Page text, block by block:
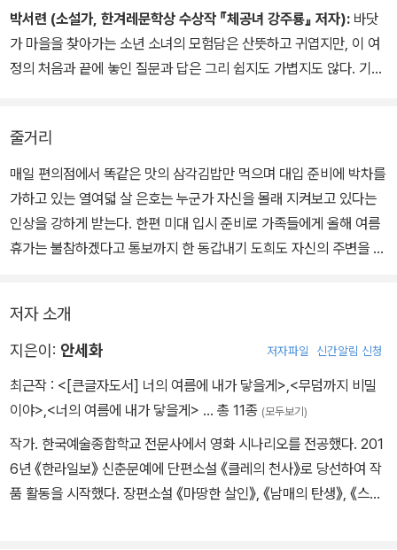
이유는 과거가 아닌 현재와 미래를 바꾸기 위해서이다. 이 소설은 미
래를 바꿀 수 있는 비밀을 알려 주어 미래에 무사히 닿을 수 있도록 돕
는다. 도희와 은호의 여정을 함께하는 동안 오른손의 나를 떠올릴 수
박서련 (소설가, 한겨레문학상 수상작 『체공녀 강주룡』 저자): 바닷
가 마을을 찾아가는 소년 소녀의 모험담은 산뜻하고 귀엽지만, 이 여
정의 처음과 끝에 놓인 질문과 답은 그리 쉽지도 가볍지도 않다. 기적
처음일 테니까. 기억은 괴롭고 무거운 것일 때도 있지만, 기억만이 시
간에 저항하는 유일한 수단이 될 수 있음을 잊지 않기를 바란다.
줄거리
매일 편의점에서 똑같은 맛의 삼각김밥만 먹으며 대입 준비에 박차를
가하고 있는 열여덟 살 은호는 누군가 자신을 몰래 지켜보고 있다는
인상을 강하게 받는다. 한편 미대 입시 준비로 가족들에게 올해 여름
휴가는 불참하겠다고 통보까지 한 동갑내기 도희도 자신의 주변을 맴
커의 정체를 밝히고자 공조를 시작하지만 단서는 쉬이 나오지 않는
다. 그러던 중 공교롭게도 둘 다 바다에 가 본 기억이 없다는 묘한 공
전 바닷가에서 일어난 한 사고와 생명의 은인 ‘수빈’의 존재를 알게 된
다. 충격에 휩싸인 은호와 도희는 결국 사건의 전모를 알고자 문제의
바닷가 마을 소소리로 향하게 되는데…….
저자 소개
지은이: 안세화 저자파일 신간알림 신청
최근작 : <[큰글자도서] 너의 여름에 내가 닿을게>,<무덤까지 비밀
이야>,<너의 여름에 내가 닿을게> … 총 11종 (모두보기)
작가. 한국예술종합학교 전문사에서 영화 시나리오를 전공했다. 201
6년 《한라일보》 신춘문예에 단편소설 《클레의 천사》로 당선하여 작
품 활동을 시작했다. 장편소설 《마땅한 살인》, 《남매의 탄생》, 《스타